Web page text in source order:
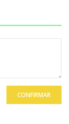
CONFIRMAR